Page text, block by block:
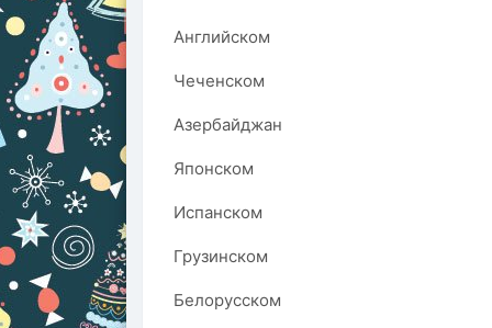
Английском
Чеченском
Азербайджан
Японском
Испанском
Грузинском
Белорусском